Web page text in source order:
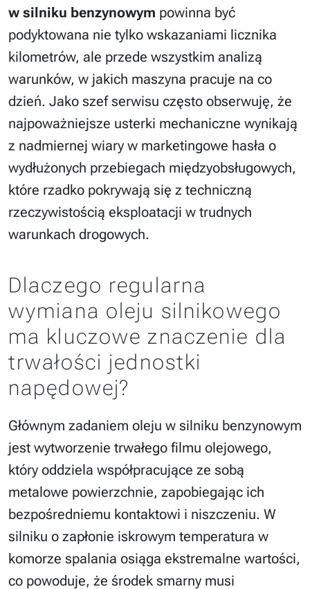
w silniku benzynowym powinna być
podyktowana nie tylko wskazaniami licznika
kilometrów, ale przede wszystkim analizą
warunków, w jakich maszyna pracuje na co
dzień. Jako szef serwisu często obserwuję, że
najpoważniejsze usterki mechaniczne wynikają
z nadmiernej wiary w marketingowe hasła o
wydłużonych przebiegach międzyobsługowych,
które rzadko pokrywają się z techniczną
rzeczywistością eksploatacji w trudnych
warunkach drogowych.
Dlaczego regularna
wymiana oleju silnikowego
ma kluczowe znaczenie dla
trwałości jednostki
napędowej?
Głównym zadaniem oleju w silniku benzynowym
jest wytworzenie trwałego filmu olejowego,
który oddziela współpracujące ze sobą
metalowe powierzchnie, zapobiegając ich
bezpośredniemu kontaktowi i niszczeniu. W
silniku o zapłonie iskrowym temperatura w
komorze spalania osiąga ekstremalne wartości,
co powoduje, że środek smarny musi